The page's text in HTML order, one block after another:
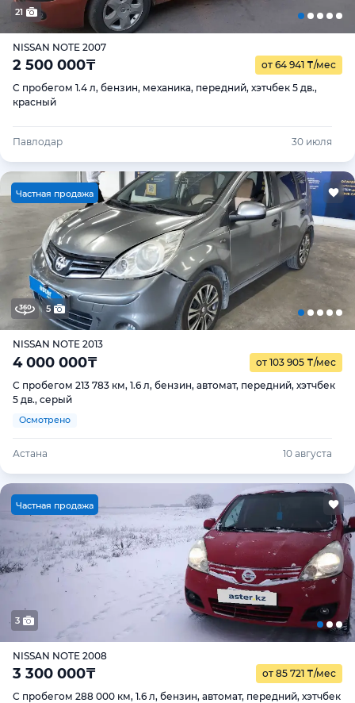
21
NISSAN NOTE 2007
2 500 000₸ от 64 941 ₸/мес
С пробегом 1.4 л, бензин, механика, передний, хэтчбек 5 дв.,
красный
Павлодар 30 июля
Частная продажа
5
NISSAN NOTE 2013
4 000 000₸ от 103 905 ₸/мес
С пробегом 213 783 км, 1.6 л, бензин, автомат, передний, хэтчбек
5 дв., серый
Осмотрено
Астана 10 августа
Частная продажа
3
NISSAN NOTE 2008
3 300 000₸ от 85 721 ₸/мес
С пробегом 288 000 км, 1.6 л, бензин, автомат, передний, хэтчбек